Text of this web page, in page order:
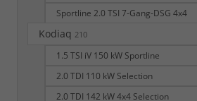
Sportline 2.0 TSI 7-Gang-DSG 4x4
Kodiaq 210
1.5 TSI iV 150 kW Sportline
2.0 TDI 110 kW Selection
2.0 TDI 142 kW 4x4 Selection